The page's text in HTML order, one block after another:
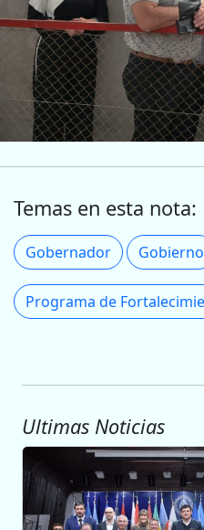
Temas en esta nota:
Gobernador Gobierno
Ultimas Noticias